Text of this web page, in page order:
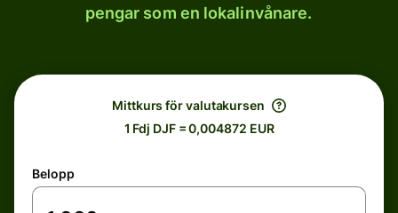
pengar som en lokalinvånare.
Mittkurs för valutakursen
1 Fdj DJF = 0,004872 EUR
Belopp